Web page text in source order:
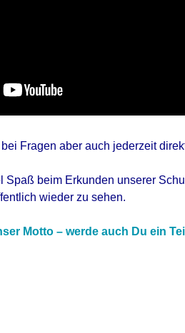
Fragen aber auch jederzeit
Spaß beim Erkunden unserer
wieder zu sehen.
Motto – werde auch Du ein